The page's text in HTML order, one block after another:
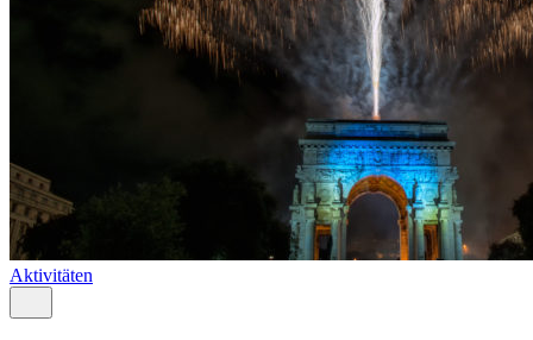
Aktivitäten